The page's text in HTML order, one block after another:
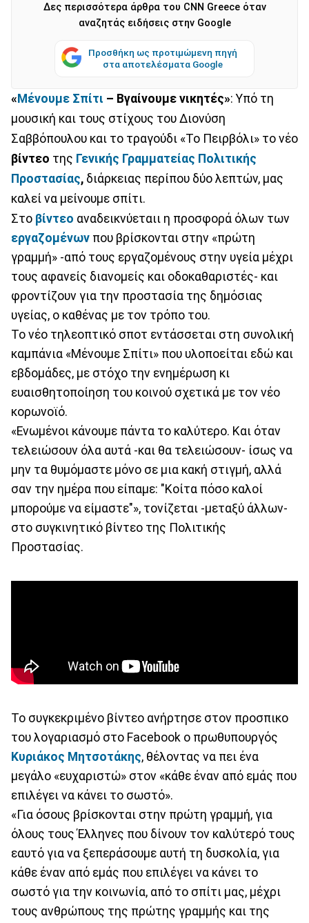
Δες περισσότερα άρθρα του CNN Greece όταν
αναζητάς ειδήσεις στην Google
Προσθήκη ως προτιμώμενη πηγή
στα αποτελέσματα Google
«Μένουμε Σπίτι – Βγαίνουμε νικητές»: Υπό τη
μουσική και τους στίχους του Διονύση
Σαββόπουλου και το τραγούδι «Το Πειρβόλι» το νέο
βίντεο της Γενικής Γραμματείας Πολιτικής
Προστασίας, διάρκειας περίπου δύο λεπτών, μας
καλεί να μείνουμε σπίτι.
Στο βίντεο αναδεικνύεταιι η προσφορά όλων των
εργαζομένων που βρίσκονται στην «πρώτη
γραμμή» -από τους εργαζομένους στην υγεία μέχρι
τους αφανείς διανομείς και οδοκαθαριστές- και
φροντίζουν για την προστασία της δημόσιας
υγείας, ο καθένας με τον τρόπο του.
Το νέο τηλεοπτικό σποτ εντάσσεται στη συνολική
καμπάνια «Μένουμε Σπίτι» που υλοποείται εδώ και
εβδομάδες, με στόχο την ενημέρωση κι
ευαισθητοποίηση του κοινού σχετικά με τον νέο
κορωνοϊό.
«Ενωμένοι κάνουμε πάντα το καλύτερο. Και όταν
τελειώσουν όλα αυτά -και θα τελειώσουν- ίσως να
μην τα θυμόμαστε μόνο σε μια κακή στιγμή, αλλά
σαν την ημέρα που είπαμε: "Κοίτα πόσο καλοί
μπορούμε να είμαστε"», τονίζεται -μεταξύ άλλων-
στο συγκινητικό βίντεο της Πολιτικής
Προστασίας.
Το συγκεκριμένο βίντεο ανήρτησε στον προσπικο
του λογαριασμό στο Facebook ο πρωθυπουργός
Κυριάκος Μητσοτάκης, θέλοντας να πει ένα
μεγάλο «ευχαριστώ» στον «κάθε έναν από εμάς που
επιλέγει να κάνει το σωστό».
«Για όσους βρίσκονται στην πρώτη γραμμή, για
όλους τους Έλληνες που δίνουν τον καλύτερό τους
εαυτό για να ξεπεράσουμε αυτή τη δυσκολία, για
κάθε έναν από εμάς που επιλέγει να κάνει το
σωστό για την κοινωνία, από το σπίτι μας, μέχρι
τους ανθρώπους της πρώτης γραμμής και της